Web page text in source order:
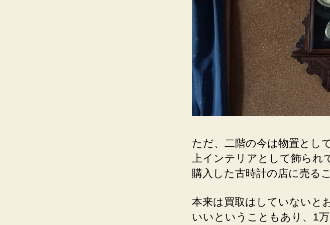
ただ、二階の今は物置とし
上インテリアとして飾られ
購入した古時計の店に売る
本来は買取はしていないと
いいということもあり、1